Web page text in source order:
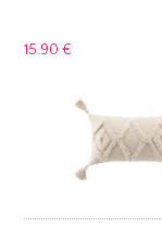
15.90 €